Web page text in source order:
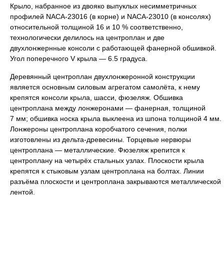
Крыло, набранное из двояко выпуклых несимметричных
профилей NACA-23016 (в корне) и NACA-23010 (в консолях)
относительной толщиной 16 и 10 % соответственно,
технологически делилось на центроплан и две
двухлонжернные консоли с работающей фанерной обшивкой.
Угол поперечного V крыла — 6.5 градуса.
Деревянный центроплан двухлонжеронной конструкции
является основным силовым агрегатом самолёта, к нему
крепятся консоли крыла, шасси, фюзеляж. Обшивка
центроплана между лонжеронами — фанерная, толщиной
7 мм; обшивка носка крыла выклеена из шпона толщиной 4 мм.
Лонжероны центроплана коробчатого сечения, полки
изготовлены из дельта-древесины. Торцевые нервюры
центроплана — металлические. Фюзеляж крепится к
центроплану на четырёх стальных узлах. Плоскости крыла
крепятся к стыковым узлам центроплана на болтах. Линии
разъёма плоскости и центроплана закрываются металлической
лентой.